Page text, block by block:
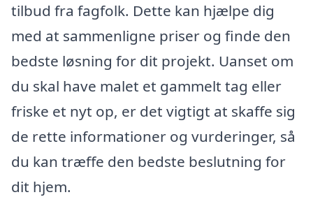
tilbud fra fagfolk. Dette kan hjælpe dig
med at sammenligne priser og finde den
bedste løsning for dit projekt. Uanset om
du skal have malet et gammelt tag eller
friske et nyt op, er det vigtigt at skaffe sig
de rette informationer og vurderinger, så
du kan træffe den bedste beslutning for
dit hjem.